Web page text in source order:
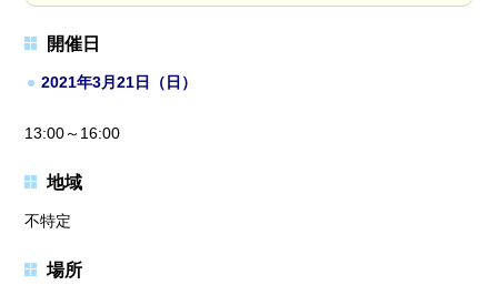
開催日
2021年3月21日（日）
13:00～16:00
地域
不特定
場所